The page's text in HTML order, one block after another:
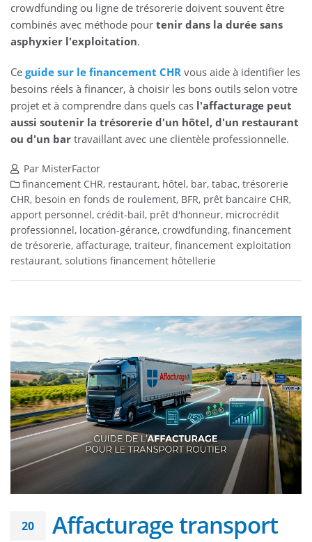
crowdfunding ou ligne de trésorerie doivent souvent être
combinés avec méthode pour tenir dans la durée sans
asphyxier l'exploitation.
Ce guide sur le financement CHR vous aide à identifier les
besoins réels à financer, à choisir les bons outils selon votre
projet et à comprendre dans quels cas l'affacturage peut
aussi soutenir la trésorerie d'un hôtel, d'un restaurant
ou d'un bar travaillant avec une clientèle professionnelle.
Par MisterFactor
financement CHR, restaurant, hôtel, bar, tabac, trésorerie
CHR, besoin en fonds de roulement, BFR, prêt bancaire CHR,
apport personnel, crédit-bail, prêt d'honneur, microcrédit
professionnel, location-gérance, crowdfunding, financement
de trésorerie, affacturage, traiteur, financement exploitation
restaurant, solutions financement hôtellerie
20
Affacturage transport